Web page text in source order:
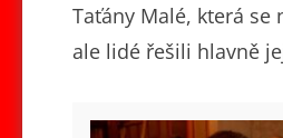
Taťány Malé, která
ale lidé řešili hlavně